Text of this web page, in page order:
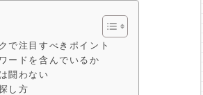
で注目すべきポイント
ードを含んでいるか
闘わない
し方